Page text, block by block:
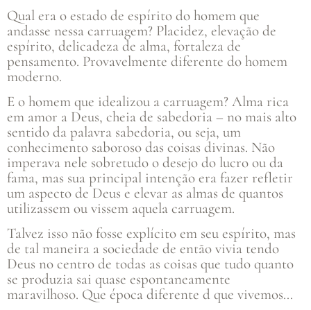
Qual era o estado de espírito do homem que
andasse nessa carruagem? Placidez, elevação de
espírito, delicadeza de alma, fortaleza de
pensamento. Provavelmente diferente do homem
moderno.
E o homem que idealizou a carruagem? Alma rica
em amor a Deus, cheia de sabedoria – no mais alto
sentido da palavra sabedoria, ou seja, um
conhecimento saboroso das coisas divinas. Não
imperava nele sobretudo o desejo do lucro ou da
fama, mas sua principal intenção era fazer refletir
um aspecto de Deus e elevar as almas de quantos
utilizassem ou vissem aquela carruagem.
Talvez isso não fosse explícito em seu espírito, mas
de tal maneira a sociedade de então vivia tendo
Deus no centro de todas as coisas que tudo quanto
se produzia sai quase espontaneamente
maravilhoso. Que época diferente d que vivemos…